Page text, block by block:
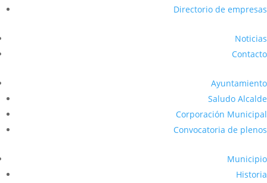
Directorio de empresas
Noticias
Contacto
Ayuntamiento
Saludo Alcalde
Corporación Municipal
Convocatoria de plenos
Municipio
Historia